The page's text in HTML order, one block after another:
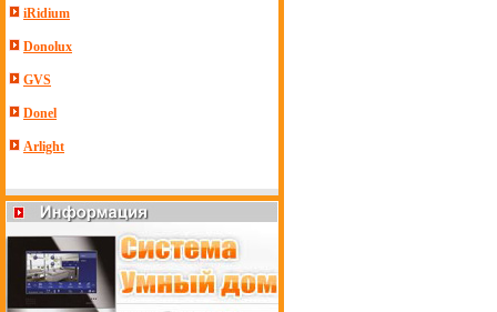
iRidium
Donolux
GVS
Donel
Arlight